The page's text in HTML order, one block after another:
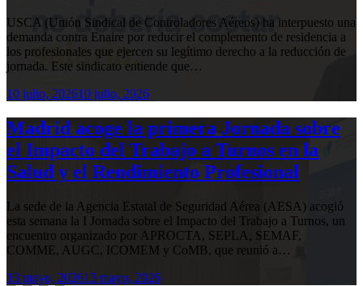
USCA (Unión Sindical de Controladores Aéreos) ha interpuesto una
demanda contra Enaire por reducir el complemento de residencia a
los profesionales que ejercen su legítimo derecho a la reducción de
jornada. Este sindicato entiende que…
10 julio, 202610 julio, 2026
Madrid acoge la primera Jornada sobre
el Impacto del Trabajo a Turnos en la
Salud y el Rendimiento Profesional
La sede de la Agencia Estatal de Seguridad Aérea (AESA) acogió
esta semana la I Jornada sobre el Impacto del Trabajo a Turnos, un
encuentro organizado por APROCTA, SEPLA, SEMAF,
COMME, AUGC, ICOMEM y CoMB, que reunió a…
13 mayo, 202613 mayo, 2026